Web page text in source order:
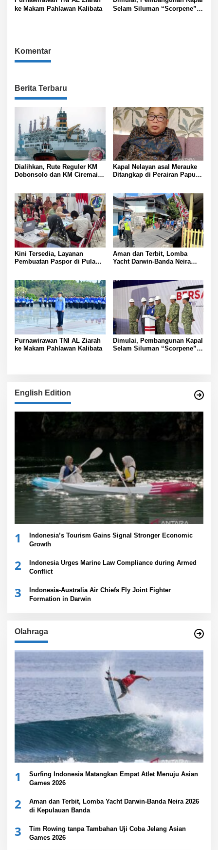
ke Makam Pahlawan Kalibata
Selam Siluman “Scorpene”
Komentar
Berita Terbaru
Dialihkan, Rute Reguler KM
Dobonsolo dan KM Ciremai
Kapal Nelayan asal Merauke
Ditangkap di Perairan Papua
Kini Tersedia, Layanan
Pembuatan Paspor di Pulau
Aman dan Terbit, Lomba
Yacht Darwin-Banda Neira
Purnawirawan TNI AL Ziarah
ke Makam Pahlawan Kalibata
Dimulai, Pembangunan Kapal
Selam Siluman “Scorpene”
English Edition
1
Indonesia’s Tourism Gains Signal Stronger Economic
Growth
2
Indonesia Urges Marine Law Compliance during Armed
Conflict
3
Indonesia-Australia Air Chiefs Fly Joint Fighter
Formation in Darwin
Olahraga
1
Surfing Indonesia Matangkan Empat Atlet Menuju Asian
Games 2026
2
Aman dan Terbit, Lomba Yacht Darwin-Banda Neira 2026
di Kepulauan Banda
3
Tim Rowing tanpa Tambahan Uji Coba Jelang Asian
Games 2026